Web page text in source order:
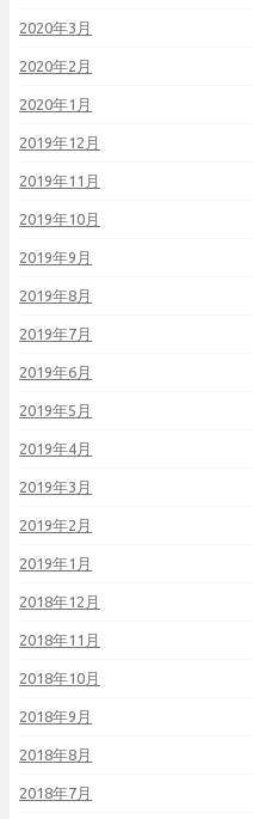
2020年3月
2020年2月
2020年1月
2019年12月
2019年11月
2019年10月
2019年9月
2019年8月
2019年7月
2019年6月
2019年5月
2019年4月
2019年3月
2019年2月
2019年1月
2018年12月
2018年11月
2018年10月
2018年9月
2018年8月
2018年7月